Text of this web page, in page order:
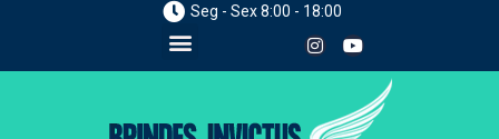
Seg - Sex 8:00 - 18:00